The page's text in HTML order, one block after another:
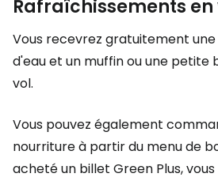
Rafraîchissements en
Vous recevrez gratuitement
d'eau et un muffin ou une
vol.
Vous pouvez également
nourriture à partir du menu de
acheté un billet Green Plus,